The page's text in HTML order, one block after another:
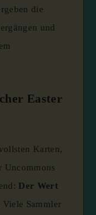
die
und
Easter
Karten,
Uncommons
Der Wert
Viele Sammler